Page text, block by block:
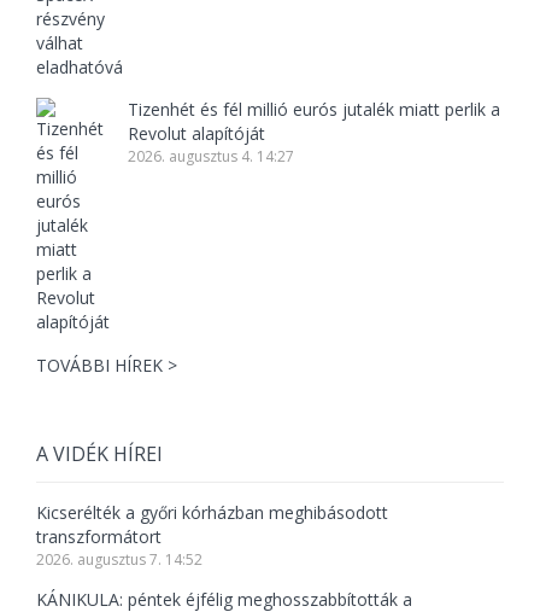
Tizenhét és fél millió eurós jutalék miatt perlik a
Revolut alapítóját
2026. augusztus 4. 14:27
TOVÁBBI HÍREK >
A VIDÉK HÍREI
Kicserélték a győri kórházban meghibásodott
transzformátort
2026. augusztus 7. 14:52
KÁNIKULA: péntek éjfélig meghosszabbították a